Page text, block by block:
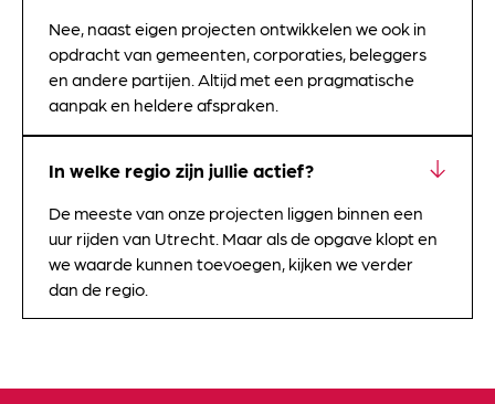
Nee, naast eigen projecten ontwikkelen we ook in
opdracht van gemeenten, corporaties, beleggers
en andere partijen. Altijd met een pragmatische
aanpak en heldere afspraken.
In welke regio zijn jullie actief?
De meeste van onze projecten liggen binnen een
uur rijden van Utrecht. Maar als de opgave klopt en
we waarde kunnen toevoegen, kijken we verder
dan de regio.